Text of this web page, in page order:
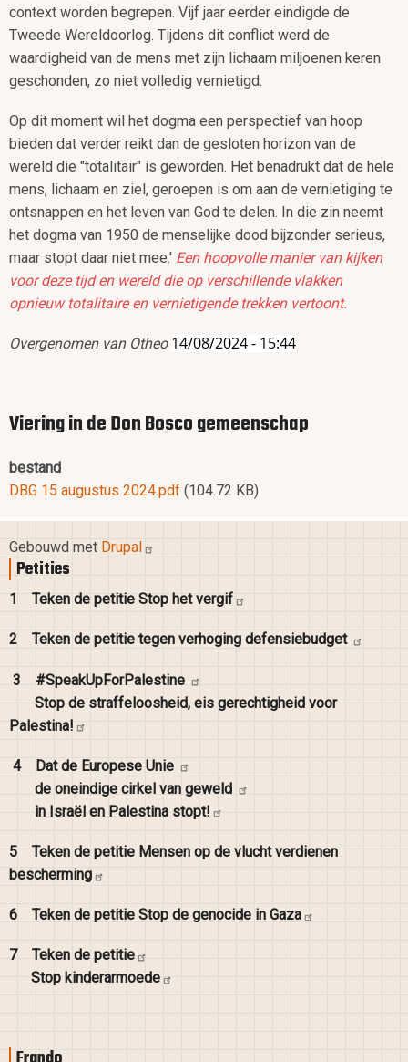
context worden begrepen. Vijf jaar eerder eindigde de
Tweede Wereldoorlog. Tijdens dit conflict werd de
waardigheid van de mens met zijn lichaam miljoenen keren
geschonden, zo niet volledig vernietigd.
Op dit moment wil het dogma een perspectief van hoop
bieden dat verder reikt dan de gesloten horizon van de
wereld die "totalitair" is geworden. Het benadrukt dat de hele
mens, lichaam en ziel, geroepen is om aan de vernietiging te
ontsnappen en het leven van God te delen. In die zin neemt
het dogma van 1950 de menselijke dood bijzonder serieus,
maar stopt daar niet mee.' Een hoopvolle manier van kijken
voor deze tijd en wereld die op verschillende vlakken
opnieuw totalitaire en vernietigende trekken vertoont.
Overgenomen van Otheo 14/08/2024 - 15:44
Viering in de Don Bosco gemeenschap
bestand
DBG 15 augustus 2024.pdf (104.72 KB)
Gebouwd met Drupal
Petities
1 Teken de petitie Stop hetvergif
2 Teken de petitie tegen verhoging defensiebudget
3
#SpeakUpForPalestine
Stop de straffeloosheid, eis gerechtigheid voor
Palestina!
4 Dat de Europese Unie
de oneindige cirkel van geweld
in Israël en Palestina stopt!
5 Teken de petitie Mensen op de vlucht verdienen
bescherming
6 Teken de petitie Stop de genocide in Gaza
7 Teken de petitie
Stop kinderarmoede